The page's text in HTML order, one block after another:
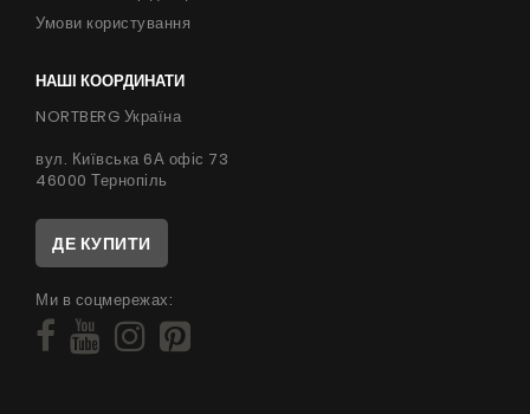
Умови користування
НАШІ КООРДИНАТИ
NORTBERG Україна
вул. Київська 6А офіс 73
46000 Тернопіль
ДЕ КУПИТИ
Ми в соцмережах: